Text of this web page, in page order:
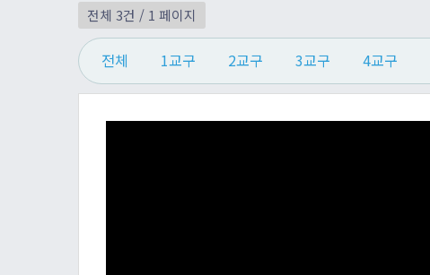
전체 3건 / 1 페이지
전체 1교구 2교구 3교구 4교구